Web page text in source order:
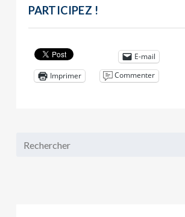
PARTICIPEZ !
E-mail
Imprimer
Commenter